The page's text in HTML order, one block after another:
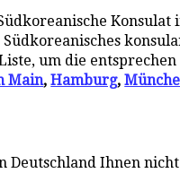
Konsulat
um die
Main,Hamburg,
Ihnen